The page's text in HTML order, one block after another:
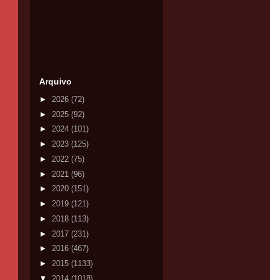
Arquivo
► 2026 (72)
► 2025 (92)
► 2024 (101)
► 2023 (125)
► 2022 (75)
► 2021 (96)
► 2020 (151)
► 2019 (121)
► 2018 (113)
► 2017 (231)
► 2016 (467)
► 2015 (1133)